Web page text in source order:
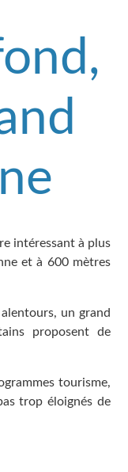
intéressant à plus
et à 600 mètres
un grand
proposent de
tourisme,
trop éloignés de